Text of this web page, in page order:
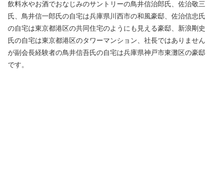
飲料水やお酒でおなじみのサントリーの鳥井信治郎氏、佐治敬三
氏、鳥井信一郎氏の自宅は兵庫県川西市の和風豪邸、佐治信忠氏
の自宅は東京都港区の共同住宅のようにも見える豪邸、新浪剛史
氏の自宅は東京都港区のタワーマンション、社長ではありません
が副会長経験者の鳥井信吾氏の自宅は兵庫県神戸市東灘区の豪邸
です。